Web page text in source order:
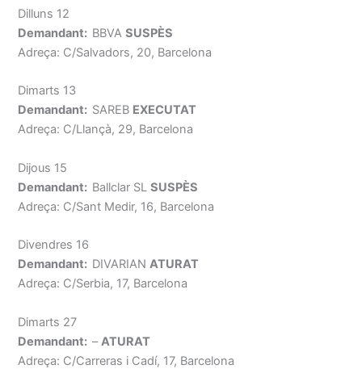
Dilluns 12
Demandant: BBVASUSPÈS
Adreça: C/Salvadors, 20, Barcelona
Dimarts 13
Demandant: SAREB EXECUTAT
Adreça: C/Llançà, 29, Barcelona
Dijous 15
Demandant: Ballclar SLSUSPÈS
Adreça: C/Sant Medir, 16, Barcelona
Divendres 16
Demandant: DIVARIANATURAT
Adreça: C/Serbia, 17, Barcelona
Dimarts 27
Demandant:– ATURAT
Adreça: C/Carreras i Cadí, 17, Barcelona